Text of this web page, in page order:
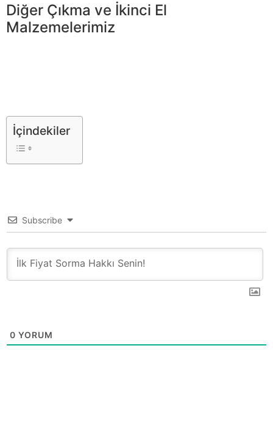
Diğer Çıkma ve İkinci El
Malzemelerimiz
İçindekiler
Subscribe
0 YORUM